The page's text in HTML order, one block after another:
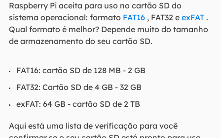
Raspberry Pi aceita para uso no cartão SD do
sistema operacional: formato FAT16, FAT32 e exFAT.
Qual formato é melhor? Depende muito do tamanho
de armazenamento do seu cartão SD.
FAT16: cartão SD de 128 MB - 2 GB
FAT32: Cartão SD de 4 GB - 32 GB
exFAT: 64 GB - cartão SD de 2 TB
Aqui está uma lista de verificação para você